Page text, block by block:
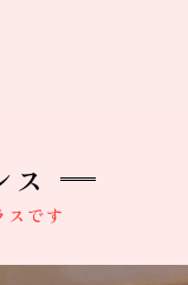
ス
スです